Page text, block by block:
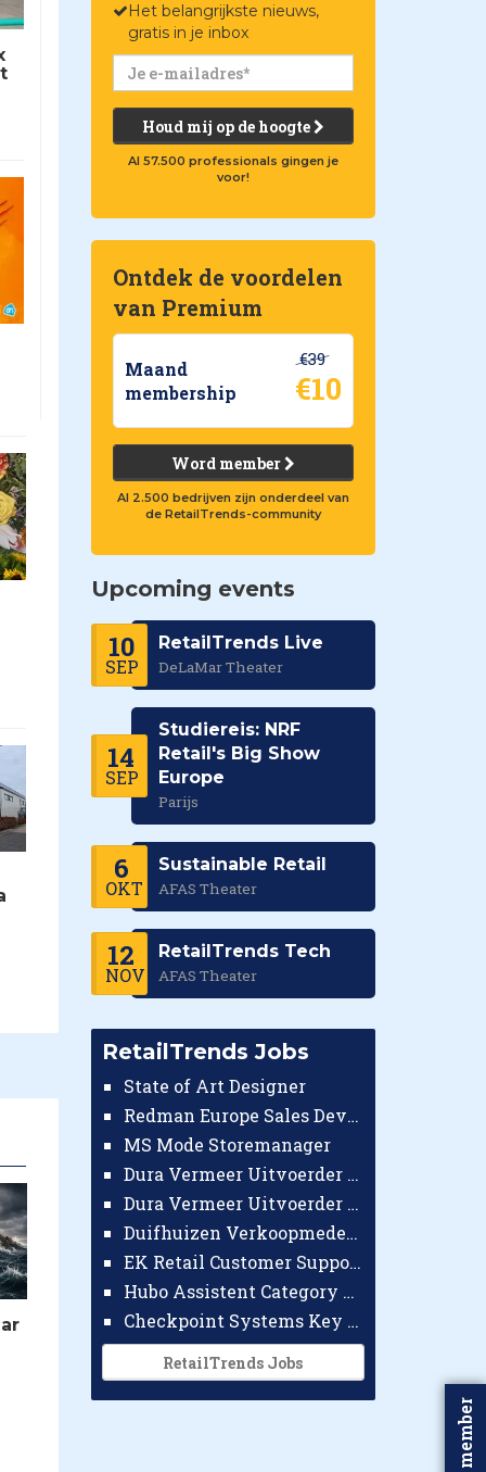
Premium
Van hype naar
houdbaar model: zo
werken
retailabonnemente
Premium
Roland Palmer
(Blokker): 'Alles wat
we doen, moet
Het belangrijkste nieuws,
gratis in je inbox
Houd mij op de hoogte
Al 57.500 professionals gingen je
voor!
Ontdek de voordelen
van Premium
Maand
membership
€39
€10
Word member
Al 2.500 bedrijven zijn onderdeel van
de RetailTrends-community
Upcoming events
10
SEP
RetailTrends Live
DeLaMar Theater
14
SEP
Studiereis: NRF
Retail's Big Show
Europe
Parijs
6
OKT
Sustainable Retail
AFAS Theater
12
NOV
RetailTrends Tech
AFAS Theater
RetailTrends Jobs
State of Art Designer
Redman Europe Sales Developer (Europe)
MS Mode Storemanager
Dura Vermeer Uitvoerder GWW Amsterdam
Dura Vermeer Uitvoerder Civiel Nijmegen
Duifhuizen Verkoopmedewerker Ridderkerk
EK Retail Customer Support Omnichannel
Hubo Assistent Category Manager
Checkpoint Systems Key Accountmanager Benelux
RetailTrends Jobs